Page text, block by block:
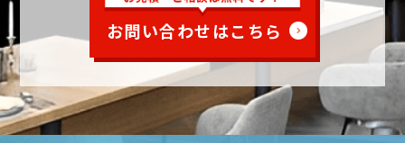
お問い合わせはこちら